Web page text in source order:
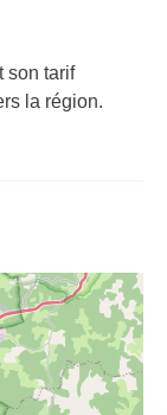
son tarif
la région.